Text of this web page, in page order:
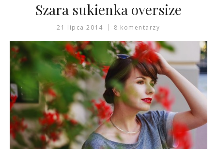
Szara sukienka oversize
21 lipca 2014 8 komentarzy